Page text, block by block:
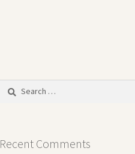
Search
Recent Comments